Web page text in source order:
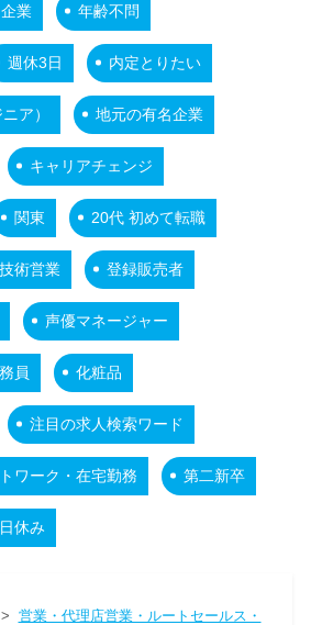
業 年齢不問
週休3日 内定とりたい
ア） 地元の有名企業
キャリアチェンジ
関東 20代 初めて転職
技術営業 登録販売者
声優マネージャー
員 化粧品
注目の求人検索ワード
ワーク・在宅勤務 第二新卒
休み
営業・代理店営業・ルートセールス・